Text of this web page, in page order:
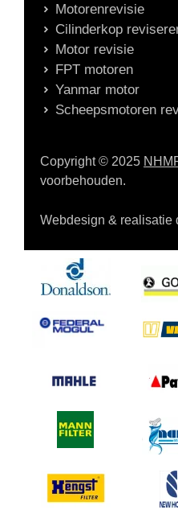
Motorenrevisie
Cilinderkop
Motor revisie
FPT motoren
Yanmar motor
Scheepsmotoren
Copyright © 2025
voorbehouden.
Webdesign & realisatie